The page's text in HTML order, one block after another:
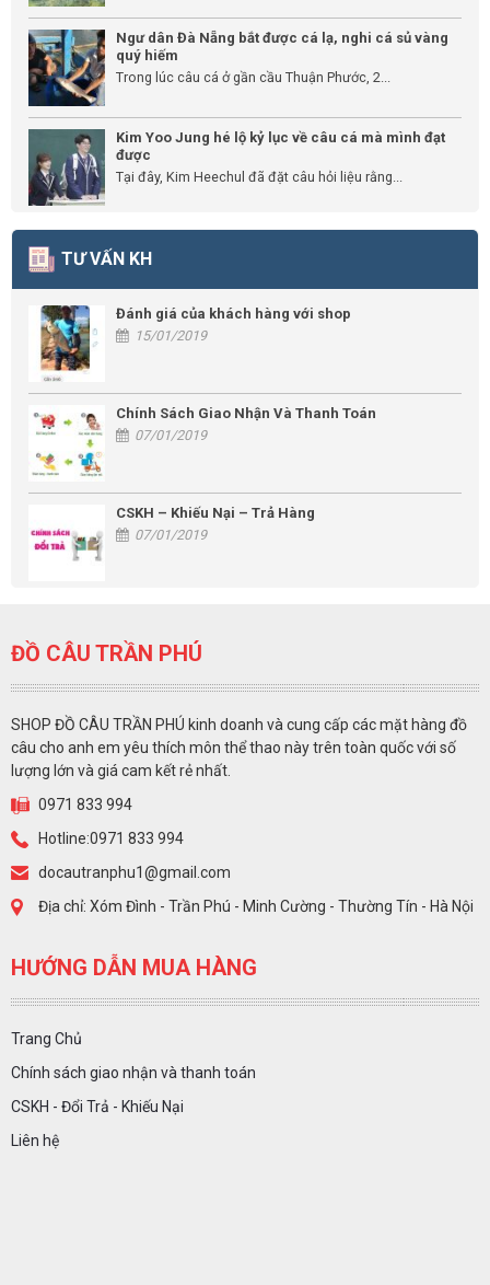
Ngư dân Đà Nẵng bắt được cá lạ, nghi cá sủ vàng
quý hiếm
Trong lúc câu cá ở gần cầu Thuận Phước, 2...
Kim Yoo Jung hé lộ kỷ lục về câu cá mà mình đạt
được
Tại đây, Kim Heechul đã đặt câu hỏi liệu rằng...
TƯ VẤN KH
Đánh giá của khách hàng với shop
15/01/2019
Chính Sách Giao Nhận Và Thanh Toán
07/01/2019
CSKH – Khiếu Nại – Trả Hàng
07/01/2019
ĐỒ CÂU TRẦN PHÚ
SHOP ĐỒ CÂU TRẦN PHÚ kinh doanh và cung cấp các mặt hàng đồ
câu cho anh em yêu thích môn thể thao này trên toàn quốc với số
lượng lớn và giá cam kết rẻ nhất.
0971 833 994
Hotline:0971 833 994
docautranphu1@gmail.com
Địa chỉ: Xóm Đình - Trần Phú - Minh Cường - Thường Tín - Hà Nội
HƯỚNG DẪN MUA HÀNG
Trang Chủ
Chính sách giao nhận và thanh toán
CSKH - Đổi Trả - Khiếu Nại
Liên hệ